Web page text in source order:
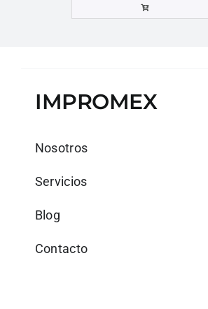
IMPROMEX
Nosotros
Servicios
Blog
Contacto